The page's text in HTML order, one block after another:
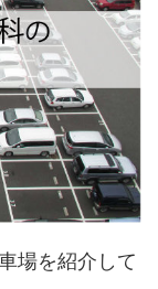
場を紹介して